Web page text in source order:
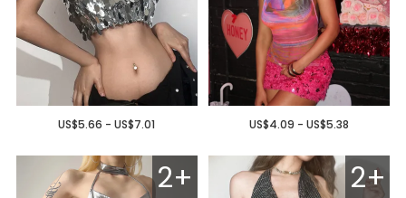
US$5.66 - US$7.01 US$4.09 - US$5.38
2+ 2+